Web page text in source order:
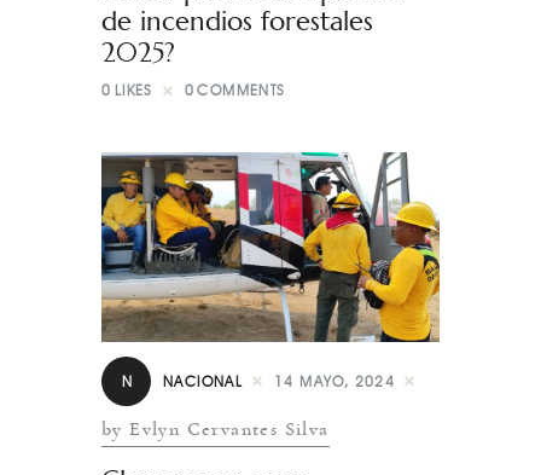
de incendios forestales
2025?
0 LIKES 0 COMMENTS
N NACIONAL 14 MAYO, 2024
by Evlyn Cervantes Silva